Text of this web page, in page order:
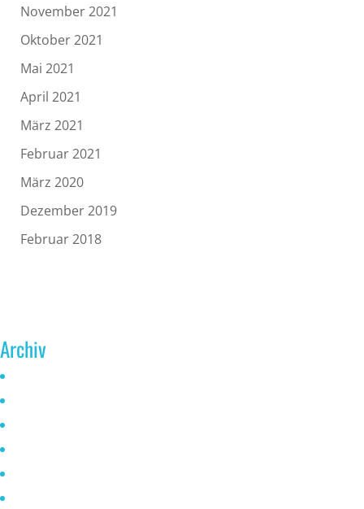
November 2021
Oktober 2021
Mai 2021
April 2021
März 2021
Februar 2021
März 2020
Dezember 2019
Februar 2018
Archiv